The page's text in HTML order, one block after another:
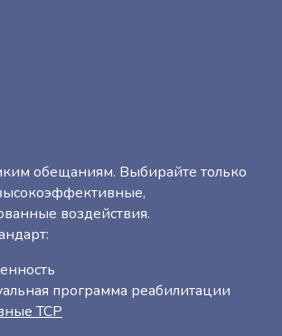
обещаниям. Выбирайте только
воздействия.
программа реабилитации
ТСР